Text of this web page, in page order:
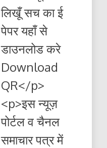
06.08.2026
ई-
यहाँ
पढ़ें
डाउनलोड
लिखूँ सच का ई
पेपर यहाँ से
डाउनलोड करे
Download
QR</p>
<p>इस न्यूज़
पोर्टल व चैनल
समाचार पत्र में